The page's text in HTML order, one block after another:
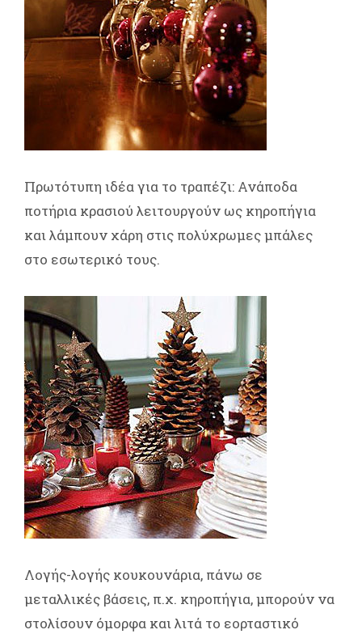
Πρωτότυπη ιδέα για το τραπέζι: Ανάποδα
ποτήρια κρασιού λειτουργούν ως κηροπήγια
και λάμπουν χάρη στις πολύχρωμες μπάλες
στο εσωτερικό τους.
Λογής-λογής κουκουνάρια, πάνω σε
μεταλλικές βάσεις, π.χ. κηροπήγια, μπορούν να
στολίσουν όμορφα και λιτά το εορταστικό